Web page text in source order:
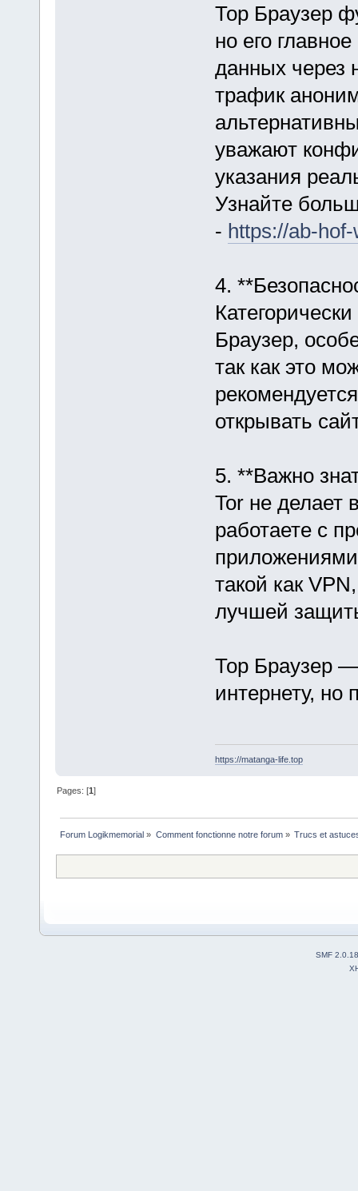
Тор Браузер
но его
данных через
трафик
уважают
указания
Узнайте
- https://ab-
4.
Браузер,
так как это
открывать
5. **Важно
Tor не
работаете с
такой как
лучшей
Тор Браузер
интернету, но
https://matanga-life.top
Pages: [1]
Forum Logikmemorial » Comment fonctionne notre forum» Trucs et
SMF 2.0.18